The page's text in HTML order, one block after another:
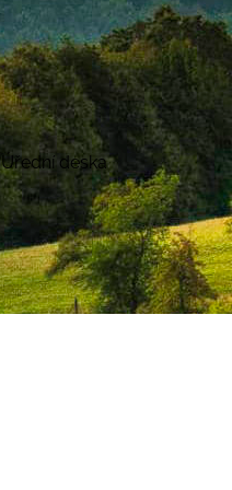
Úřední deska